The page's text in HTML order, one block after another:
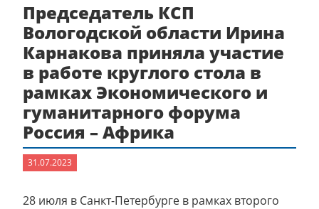
Председатель КСП
Вологодской области Ирина
Карнакова приняла участие
в работе круглого стола в
рамках Экономического и
гуманитарного форума
Россия – Африка
31.07.2023
28 июля в Санкт-Петербурге в рамках второго